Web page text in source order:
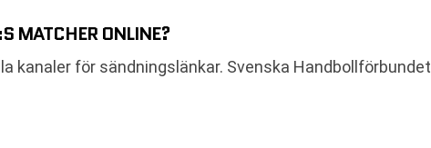
MATCHER ONLINE?
kanaler för sändningslänkar. Svenska